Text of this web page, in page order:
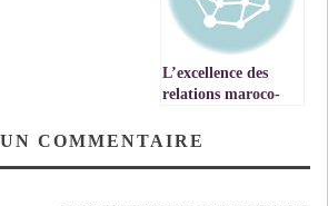
L’excellence des
relations maroco-
partie)
COMMENTAIRE